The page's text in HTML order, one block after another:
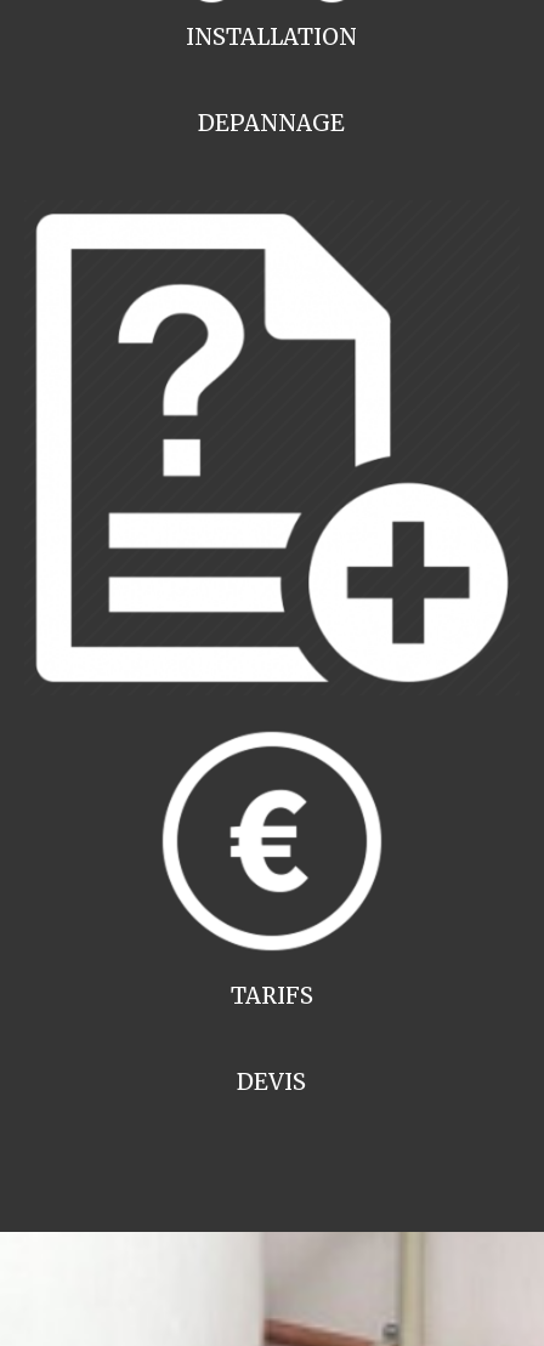
INSTALLATION
DEPANNAGE
TARIFS
DEVIS